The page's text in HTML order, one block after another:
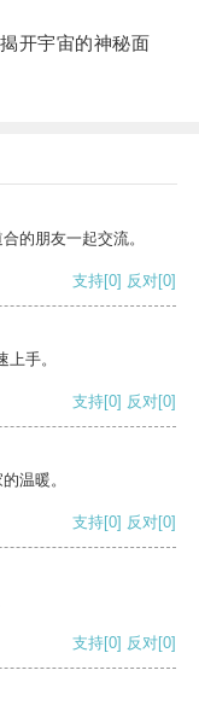
开宇宙的神秘面
的朋友一起交流。
支持[0] 反对[0]
手。
支持[0] 反对[0]
温暖。
支持[0] 反对[0]
支持[0] 反对[0]